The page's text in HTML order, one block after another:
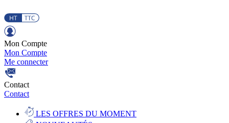
Mon Compte
Mon Compte
Me connecter
Contact
Contact
LES OFFRES DU MOMENT